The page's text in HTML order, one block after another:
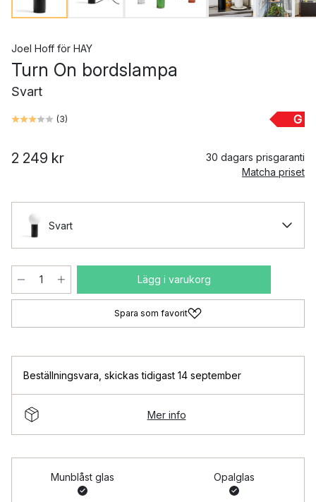
Joel Hoff för HAY
Turn On bordslampa
Svart
(3) G
2 249 kr
30 dagars prisgaranti
Matcha priset
Svart
Lägg i varukorg
Spara som favorit
Beställningsvara skickas tidigast 14 september
Mer info
Munblåst glas Opalglas